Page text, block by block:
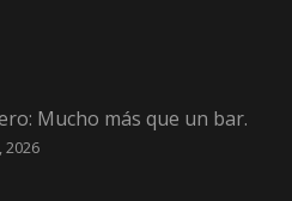
Mucho más que un bar.
2026